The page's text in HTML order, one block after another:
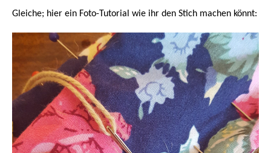
Gleiche; hier ein Foto-Tutorial wie ihr den Stich machen könnt: